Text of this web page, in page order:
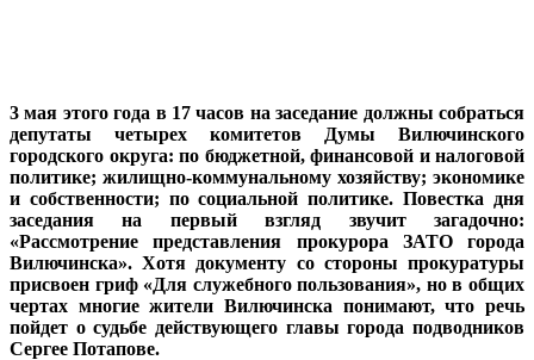
3 мая этого года в 17 часов на заседание должны собраться
депутаты четырех комитетов Думы Вилючинского
городского округа: по бюджетной, финансовой и налоговой
политике; жилищно-коммунальному хозяйству; экономике
и собственности; по социальной политике. Повестка дня
заседания на первый взгляд звучит загадочно:
«Рассмотрение представления прокурора ЗАТО города
Вилючинска». Хотя документу со стороны прокуратуры
присвоен гриф «Для служебного пользования», но в общих
чертах многие жители Вилючинска понимают, что речь
пойдет о судьбе действующего главы города подводников
Сергее Потапове.